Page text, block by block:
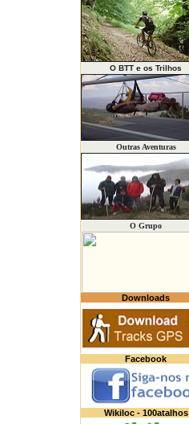
O BTT e os Trilhos
Outras Aventuras
O Grupo
Downloads
Facebook
Wikiloc - 100atalhos